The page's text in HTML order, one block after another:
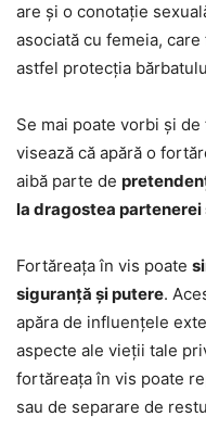
are și o conotație
asociată cu femeia,
astfel protecția
Se mai poate vorbi și
visează că apără o
aibă parte de
la dragostea partenerei
Fortăreața în vis poate
siguranță și putere.
apăra de influențele
aspecte ale vieții tale
fortăreața în vis poate
sau de separare de